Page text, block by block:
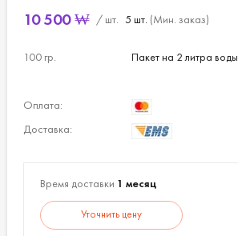
10 500 ₩ / шт. 5 шт. (Мин. заказ)
100 гр. Пакет на 2 литра воды
Оплата:
Доставка:
Время доставки 1 месяц
Уточнить цену